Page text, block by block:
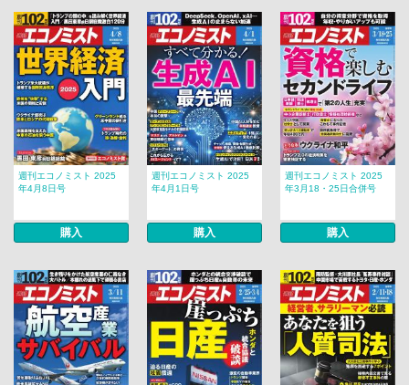
週刊エコノミスト 2025
年4月8日号
購入
週刊エコノミスト 2025
年4月1日号
購入
週刊エコノミスト 2025
年3月18・25日合併号
購入